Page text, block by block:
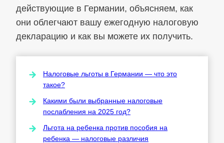
действующие в Германии, объясняем, как
они облегчают вашу ежегодную налоговую
декларацию и как вы можете их получить.
Налоговые льготы в Германии — что это
такое?
Какими были выбранные налоговые
послабления на 2025 год?
Льгота на ребенка против пособия на
ребенка — налоговые различия